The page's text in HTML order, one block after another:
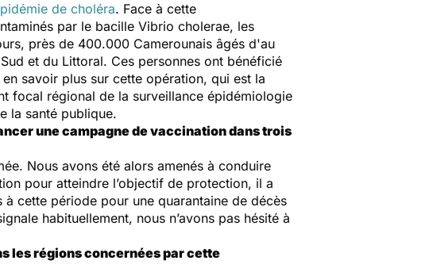
de choléra. Face à cette
par le bacille Vibrio cholerae, les
près de 400.000 Camerounais âgés d'au
et du Littoral. Ces personnes ont bénéficié
savoir plus sur cette opération, qui est la
focal régional de la surveillance épidémiologie
la santé publique.
une campagne de vaccination dans trois
Nous avons été alors amenés à conduire
pour atteindre l’objectif de protection, il a
cette période pour une quarantaine de décès
habituellement, nous n’avons pas hésité à
les régions concernées par cette